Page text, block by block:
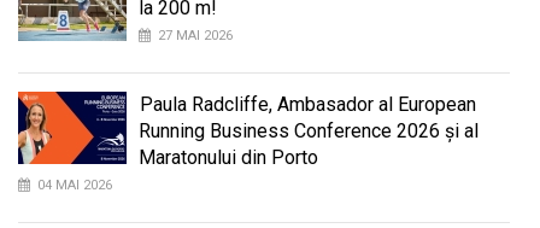
la 200 m!
27 MAI 2026
Paula Radcliffe, Ambasador al European
Running Business Conference 2026 și al
Maratonului din Porto
04 MAI 2026